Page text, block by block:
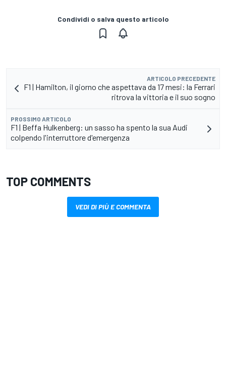
Condividi o salva questo articolo
ARTICOLO PRECEDENTE
F1 | Hamilton, il giorno che aspettava da 17 mesi: la Ferrari
ritrova la vittoria e il suo sogno
PROSSIMO ARTICOLO
F1 | Beffa Hulkenberg: un sasso ha spento la sua Audi
colpendo l'interruttore d'emergenza
TOP COMMENTS
VEDI DI PIÙ E COMMENTA